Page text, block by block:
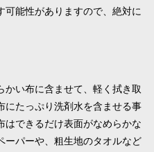
可能性がありますので、絶対に
かい布に含ませて、軽く拭き取
にたっぷり洗剤水を含ませる事
はできるだけ表面がなめらかな
ーパーや、粗生地のタオルなど